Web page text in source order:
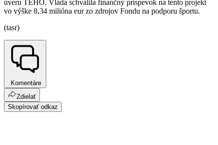
úveru TEHO. Vláda schválila finančný príspevok na tento projekt
vo výške 8,34 milióna eur zo zdrojov Fondu na podporu športu.
(tasr)
Komentáre
Zdielať
Skopírovať odkaz